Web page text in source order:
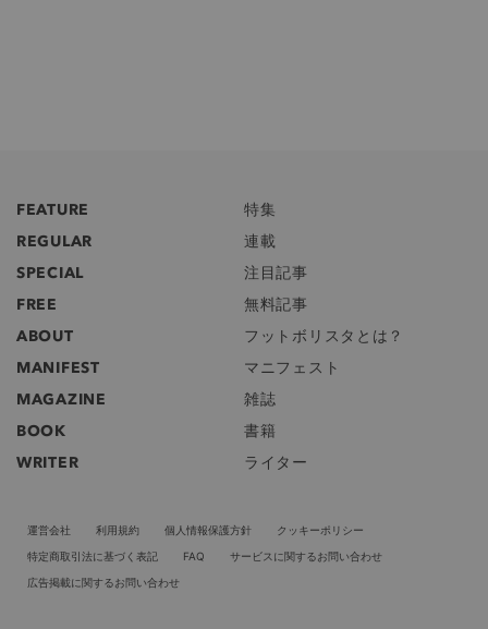
FEATURE
特集
REGULAR
連載
SPECIAL
注目記事
FREE
無料記事
ABOUT
フットボリスタとは？
MANIFEST
マニフェスト
MAGAZINE
雑誌
BOOK
書籍
WRITER
ライター
運営会社 利用規約 個人情報保護方針
クッキーポリシー
特定商取引法に基づく表記
FAQ
サービスに関するお問い合わせ
広告掲載に関するお問い合わせ